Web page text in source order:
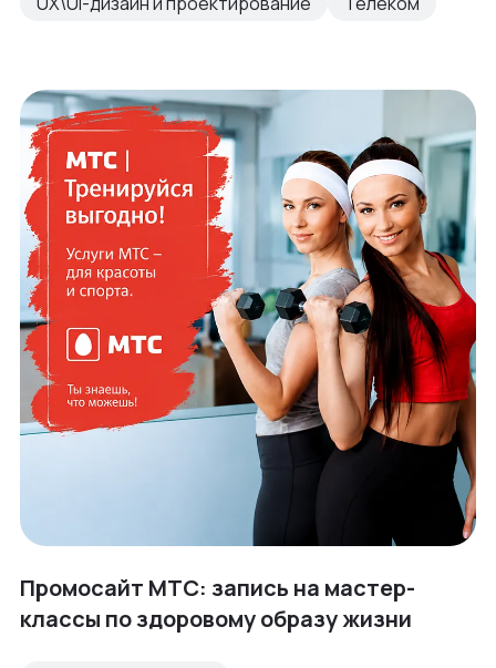
Промосайт МТС: запись на мастер-
классы по здоровому образу жизни